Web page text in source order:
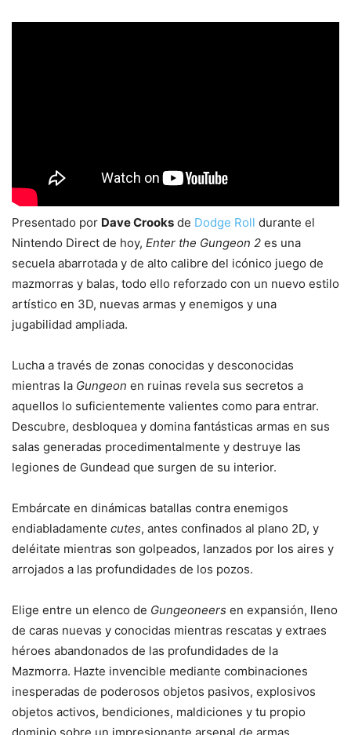
Presentado por Dave Crooks de Dodge Roll durante el
Nintendo Direct de hoy, Enter the Gungeon 2 es una
secuela abarrotada y de alto calibre del icónico juego de
mazmorras y balas, todo ello reforzado con un nuevo estilo
artístico en 3D, nuevas armas y enemigos y una
jugabilidad ampliada.
Lucha a través de zonas conocidas y desconocidas
mientras la Gungeon en ruinas revela sus secretos a
aquellos lo suficientemente valientes como para entrar.
Descubre, desbloquea y domina fantásticas armas en sus
salas generadas procedimentalmente y destruye las
legiones de Gundead que surgen de su interior.
Embárcate en dinámicas batallas contra enemigos
endiabladamente cutes, antes confinados al plano 2D, y
deléitate mientras son golpeados, lanzados por los aires y
arrojados a las profundidades de los pozos.
Elige entre un elenco de Gungeoneers en expansión, lleno
de caras nuevas y conocidas mientras rescatas y extraes
héroes abandonados de las profundidades de la
Mazmorra. Hazte invencible mediante combinaciones
inesperadas de poderosos objetos pasivos, explosivos
objetos activos, bendiciones, maldiciones y tu propio
dominio sobre un impresionante arsenal de armas.